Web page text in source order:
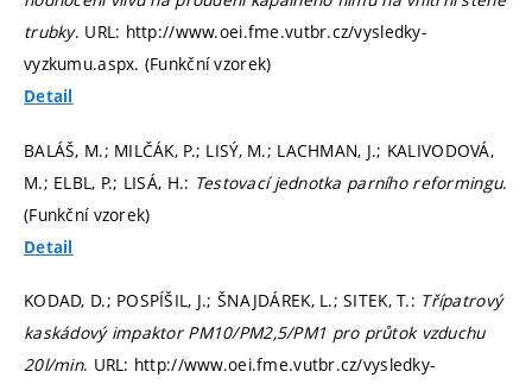
trubky. URL: http://www.oei.fme.vutbr.cz/vysledky-
vyzkumu.aspx. (Funkční vzorek)
Detail
BALÁŠ, M.; MILČÁK, P.; LISÝ, M.; LACHMAN, J.; KALIVODOVÁ,
M.; ELBL, P.; LISÁ, H.: Testovací jednotka parního reformingu.
(Funkční vzorek)
Detail
KODAD, D.; POSPÍŠIL, J.; ŠNAJDÁREK, L.; SITEK, T.: Třípatrový
kaskádový impaktor PM10/PM2,5/PM1 pro průtok vzduchu
20l/min. URL: http://www.oei.fme.vutbr.cz/vysledky-